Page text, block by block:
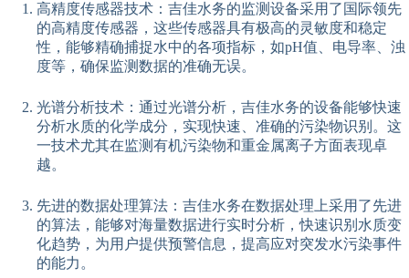
高精度传感器技术：吉佳水务的监测设备采用了国际领先
的高精度传感器，这些传感器具有极高的灵敏度和稳定
性，能够精确捕捉水中的各项指标，如pH值、电导率、浊
度等，确保监测数据的准确无误。
光谱分析技术：通过光谱分析，吉佳水务的设备能够快速
分析水质的化学成分，实现快速、准确的污染物识别。这
一技术尤其在监测有机污染物和重金属离子方面表现卓
越。
先进的数据处理算法：吉佳水务在数据处理上采用了先进
的算法，能够对海量数据进行实时分析，快速识别水质变
化趋势，为用户提供预警信息，提高应对突发水污染事件
的能力。